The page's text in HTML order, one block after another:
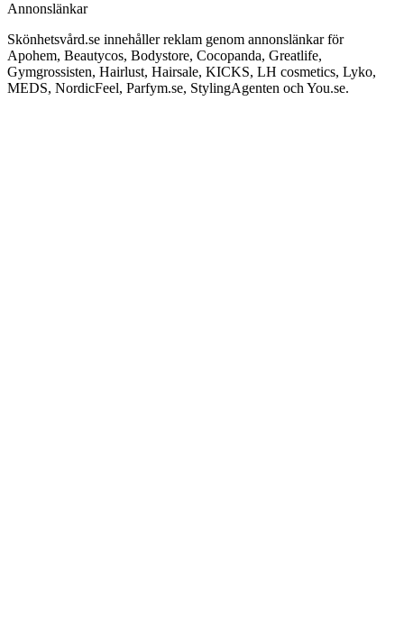
Annonslänkar
Skönhetsvård.se innehåller reklam genom annonslänkar för
Apohem, Beautycos, Bodystore, Cocopanda, Greatlife,
Gymgrossisten, Hairlust, Hairsale, KICKS, LH cosmetics, Lyko,
MEDS, NordicFeel, Parfym.se, StylingAgenten och You.se.